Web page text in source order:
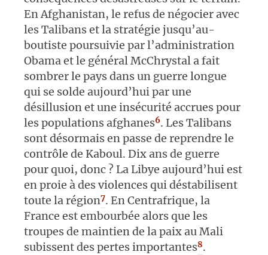
En Afghanistan, le refus de négocier avec
les Talibans et la stratégie jusqu’au-
boutiste poursuivie par l’administration
Obama et le général McChrystal a fait
sombrer le pays dans un guerre longue
qui se solde aujourd’hui par une
désillusion et une insécurité accrues pour
les populations afghanes6. Les Talibans
sont désormais en passe de reprendre le
contrôle de Kaboul. Dix ans de guerre
pour quoi, donc ? La Libye aujourd’hui est
en proie à des violences qui déstabilisent
toute la région7. En Centrafrique, la
France est embourbée alors que les
troupes de maintien de la paix au Mali
subissent des pertes importantes8.